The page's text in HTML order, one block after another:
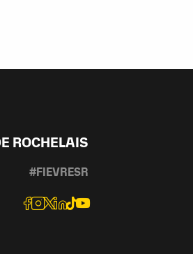
ROCHELAIS
#FIEVRESR